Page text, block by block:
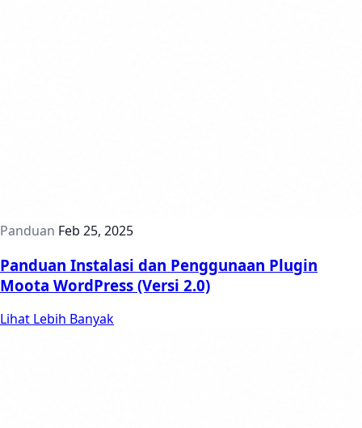
Panduan Feb 25, 2025
Panduan Instalasi dan Penggunaan Plugin
Moota WordPress (Versi 2.0)
Lihat Lebih Banyak